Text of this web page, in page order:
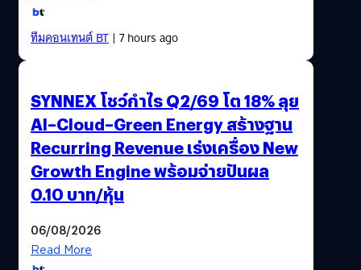
ทีมคอนเทนต์ BT| 7 hours ago
SYNNEX โชว์กำไร Q2/69 โต 18% ลุย
AI–Cloud–Green Energy สร้างฐาน
Recurring Revenue เร่งเครื่อง New
Growth Engine พร้อมจ่ายปันผล
0.10 บาท/หุ้น
06/08/2026
Read More